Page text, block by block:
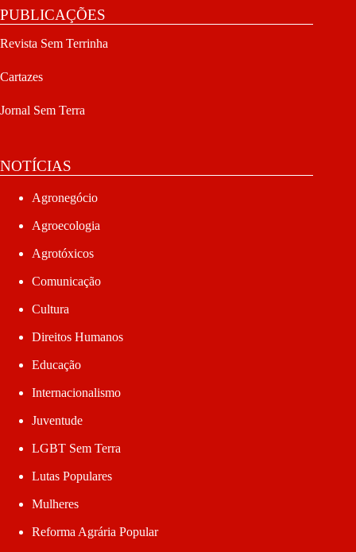
PUBLICAÇÕES
Revista Sem Terrinha
Cartazes
Jornal Sem Terra
NOTÍCIAS
Agronegócio
Agroecologia
Agrotóxicos
Comunicação
Cultura
Direitos Humanos
Educação
Internacionalismo
Juventude
LGBT Sem Terra
Lutas Populares
Mulheres
Reforma Agrária Popular